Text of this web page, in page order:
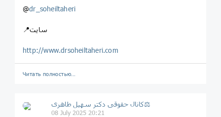
@dr_soheiltaheri
📍سایت
http://www.drsoheiltaheri.com
Читать полностью…
کانال حقوقی دکتر سهيل طاهری⚖
08 July 2025 20:21